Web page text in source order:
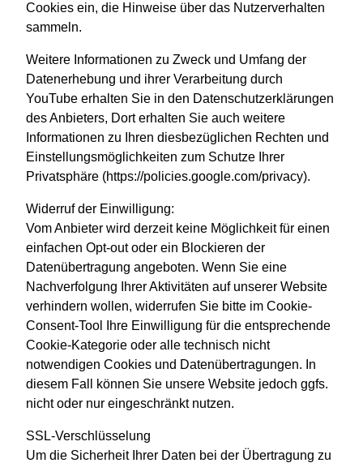
Cookies ein, die Hinweise über das Nutzerverhalten
sammeln.
Weitere Informationen zu Zweck und Umfang der
Datenerhebung und ihrer Verarbeitung durch
YouTube erhalten Sie in den Datenschutzerklärungen
des Anbieters, Dort erhalten Sie auch weitere
Informationen zu Ihren diesbezüglichen Rechten und
Einstellungsmöglichkeiten zum Schutze Ihrer
Privatsphäre (https://policies.google.com/privacy).
Widerruf der Einwilligung:
Vom Anbieter wird derzeit keine Möglichkeit für einen
einfachen Opt-out oder ein Blockieren der
Datenübertragung angeboten. Wenn Sie eine
Nachverfolgung Ihrer Aktivitäten auf unserer Website
verhindern wollen, widerrufen Sie bitte im Cookie-
Consent-Tool Ihre Einwilligung für die entsprechende
Cookie-Kategorie oder alle technisch nicht
notwendigen Cookies und Datenübertragungen. In
diesem Fall können Sie unsere Website jedoch ggfs.
nicht oder nur eingeschränkt nutzen.
SSL-Verschlüsselung
Um die Sicherheit Ihrer Daten bei der Übertragung zu